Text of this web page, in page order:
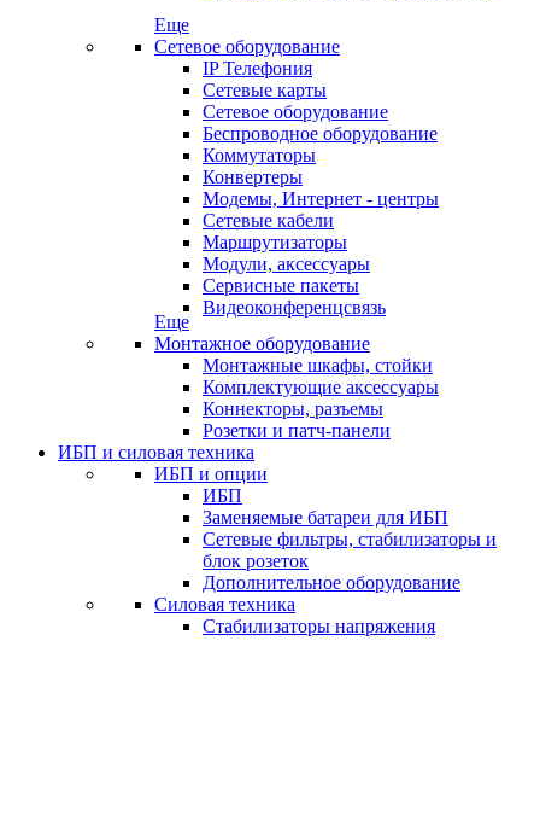
Еще
Сетевое оборудование
IP Телефония
Сетевые карты
Сетевое оборудование
Беспроводное оборудование
Коммутаторы
Конвертеры
Модемы, Интернет - центры
Сетевые кабели
Маршрутизаторы
Модули, аксессуары
Сервисные пакеты
Видеоконференцсвязь
Еще
Монтажное оборудование
Монтажные шкафы, стойки
Комплектующие аксессуары
Коннекторы, разъемы
Розетки и патч-панели
ИБП и силовая техника
ИБП и опции
ИБП
Заменяемые батареи для ИБП
Сетевые фильтры, стабилизаторы и
блок розеток
Дополнительное оборудование
Силовая техника
Стабилизаторы напряжения